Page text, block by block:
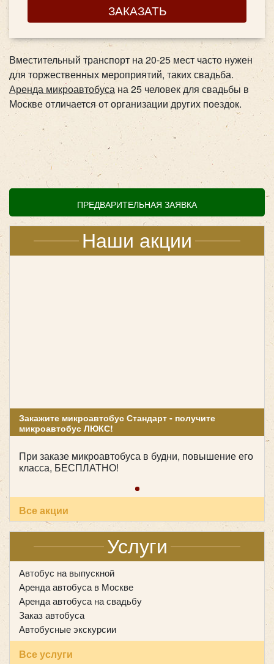
ПРЕДВАРИТЕЛЬНАЯ ЗАЯВКА
Наши акции
Закажите микроавтобус Стандарт - получите
микроавтобус ЛЮКС!
При заказе микроавтобуса в будни, повышение его
класса, БЕСПЛАТНО!
Все акции
Услуги
Автобус на выпускной
Аренда автобуса в Москве
Аренда автобуса на свадьбу
Заказ автобуса
Автобусные экскурсии
Все услуги
ЗАКАЗАТЬ
Вместительный транспорт на 20-25 мест часто нужен
для торжественных мероприятий, таких свадьба.
Аренда микроавтобуса на 25 человек для свадьбы в
Москве отличается от организации других поездок.
Например, внешний вид транспорта для торжества
более важен, чем при заказе трансфера. В компании
«Повозкин» вы найдете только ухоженные
микроавтобусы, на которых гостям будет приятно и
комфортно передвигаться.
IVECO Neman 38 мест
Количество мест:28
Цена от: